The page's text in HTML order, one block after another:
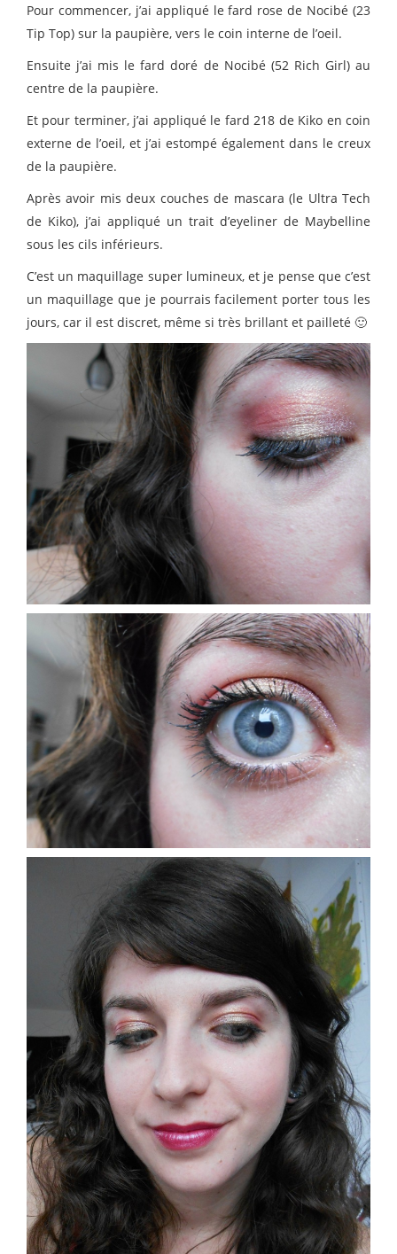
Pour commencer, j’ai appliqué le fard rose de Nocibé (23
Tip Top) sur la paupière, vers le coin interne de l’oeil.
Ensuite j’ai mis le fard doré de Nocibé (52 Rich Girl) au
centre de la paupière.
Et pour terminer, j’ai appliqué le fard 218 de Kiko en coin
externe de l’oeil, et j’ai estompé également dans le creux
de la paupière.
Après avoir mis deux couches de mascara (le Ultra Tech
de Kiko), j’ai appliqué un trait d’eyeliner de Maybelline
sous les cils inférieurs.
C’est un maquillage super lumineux, et je pense que c’est
un maquillage que je pourrais facilement porter tous les
jours, car il est discret, même si très brillant et pailleté 🙂